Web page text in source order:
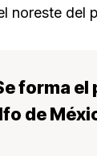
noreste del
forma el
de